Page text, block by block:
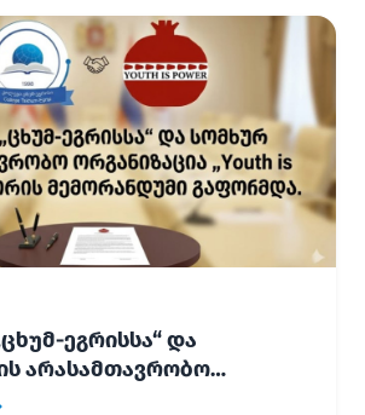
ეგრისსა“ და
არასამთავრობო
„Youth is Power“-ს